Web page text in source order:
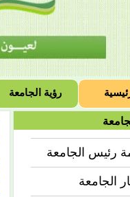
رؤية الجامعة
رئيس الجامعة
الجامعة